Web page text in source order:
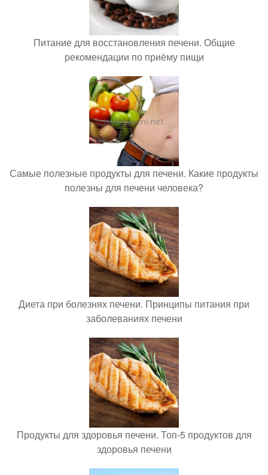
Питание для восстановления печени. Общие
рекомендации по приёму пищи
Самые полезные продукты для печени. Какие продукты
полезны для печени человека?
Диета при болезнях печени. Принципы питания при
заболеваниях печени
Продукты для здоровья печени. Топ-5 продуктов для
здоровья печени